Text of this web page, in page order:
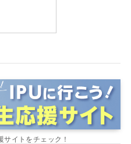
サイトをチェック！